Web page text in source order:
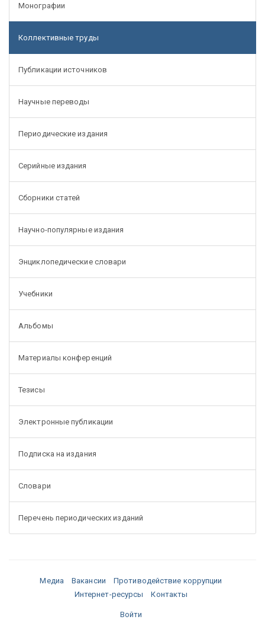
Монографии
Коллективные труды
Публикации источников
Научные переводы
Периодические издания
Серийные издания
Сборники статей
Научно-популярные издания
Энциклопедические словари
Учебники
Альбомы
Материалы конференций
Тезисы
Электронные публикации
Подписка на издания
Словари
Перечень периодических изданий
Медиа Вакансии
Противодействие коррупции
Интернет-ресурсы
Контакты
Войти